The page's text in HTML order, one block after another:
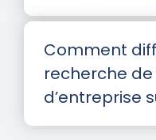
Comment
recherche
d’entreprise